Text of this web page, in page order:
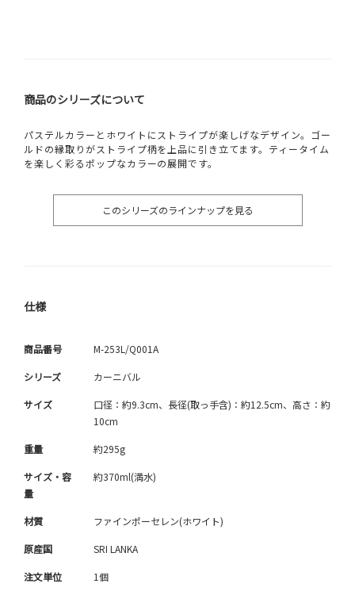
商品のシリーズについて
パステルカラーとホワイトにストライプが楽しげなデザイン。ゴー
ルドの縁取りがストライプ柄を上品に引き立てます。ティータイム
を楽しく彩るポップなカラーの展開です。
このシリーズのラインナップを見る
仕様
商品番号 M-253L/Q001A
シリーズ カーニバル
サイズ
口径：約9.3cm、長径(取っ手含)：約12.5cm、高さ：約
10cm
重量 約295g
サイズ・容
量
約370ml(満水)
材質 ファインポーセレン(ホワイト)
原産国 SRI LANKA
注文単位 1個